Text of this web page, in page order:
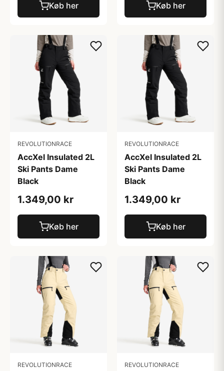
Køb her Køb her
REVOLUTIONRACE
AccXel Insulated 2L
Ski Pants Dame
Black
1.349,00 kr
Køb her
REVOLUTIONRACE
AccXel Insulated 2L
Ski Pants Dame
Black
1.349,00 kr
Køb her
REVOLUTIONRACE REVOLUTIONRACE